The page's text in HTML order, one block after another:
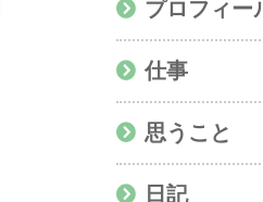
プロフィー
仕事
思うこと
日記